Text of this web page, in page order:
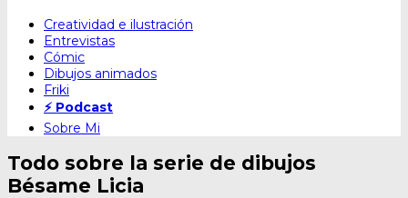
Skip
content
Creatividad e ilustración
Entrevistas
Cómic
Dibujos animados
Friki
⚡ Podcast
Sobre Mi
Todo sobre la serie de dibujos
Bésame Licia